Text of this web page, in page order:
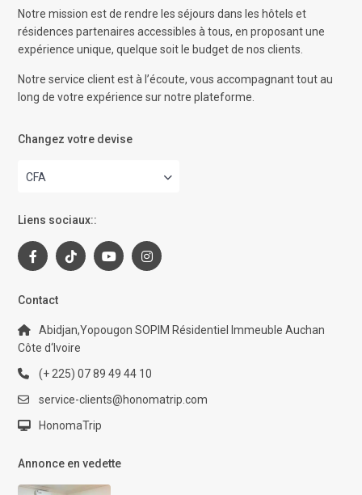
Notre mission est de rendre les séjours dans les hôtels et
résidences partenaires accessibles à tous, en proposant une
expérience unique, quelque soit le budget de nos clients.
Notre service client est à l’écoute, vous accompagnant tout au
long de votre expérience sur notre plateforme.
Changez votre devise
CFA
Liens sociaux::
Contact
Abidjan,Yopougon SOPIM Résidentiel Immeuble Auchan
Côte d‘Ivoire
(+ 225) 07 89 49 44 10
service-clients@honomatrip.com
HonomaTrip
Annonce en vedette